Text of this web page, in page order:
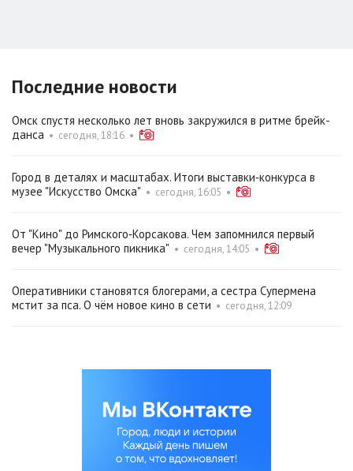
Последние новости
Омск спустя несколько лет вновь закружился в ритме брейк-
данса • сегодня, 18:16 •
Город в деталях и масштабах. Итоги выставки‑конкурса в
музее "Искусство Омска" • сегодня, 16:05 •
От "Кино" до Римского‑Корсакова. Чем запомнился первый
вечер "Музыкального пикника" • сегодня, 14:05 •
Оперативники становятся блогерами, а сестра Супермена
мстит за пса. О чём новое кино в сети • сегодня, 12:09